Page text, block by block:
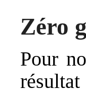
Zéro
Pour